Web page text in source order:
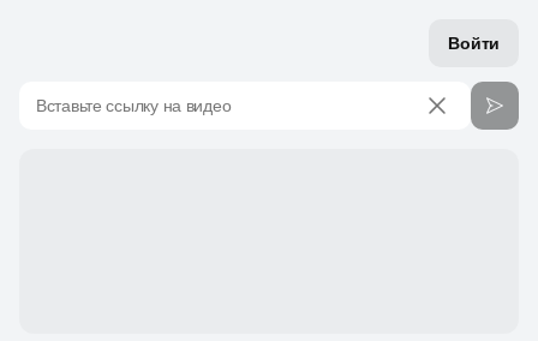
Войти
Вставьте ссылку на видео